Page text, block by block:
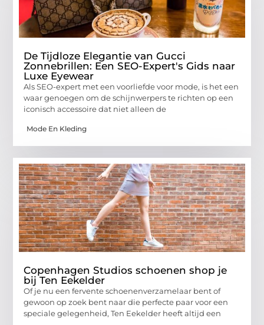
De Tijdloze Elegantie van Gucci
Zonnebrillen: Een SEO-Expert's Gids naar
Luxe Eyewear
Als SEO-expert met een voorliefde voor mode, is het een
waar genoegen om de schijnwerpers te richten op een
iconisch accessoire dat niet alleen de
Mode En Kleding
Copenhagen Studios schoenen shop je
bij Ten Eekelder
Of je nu een fervente schoenenverzamelaar bent of
gewoon op zoek bent naar die perfecte paar voor een
speciale gelegenheid, Ten Eekelder heeft altijd een